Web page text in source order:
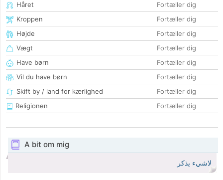
Håret
Fortæller dig
Kroppen
Fortæller dig
Højde
Fortæller dig
Vægt
Fortæller dig
Have børn
Fortæller dig
Vil du have børn
Fortæller dig
Skift by / land for kærlighed
Fortæller dig
Religionen
Fortæller dig
A bit om mig
لاشيء يذكر